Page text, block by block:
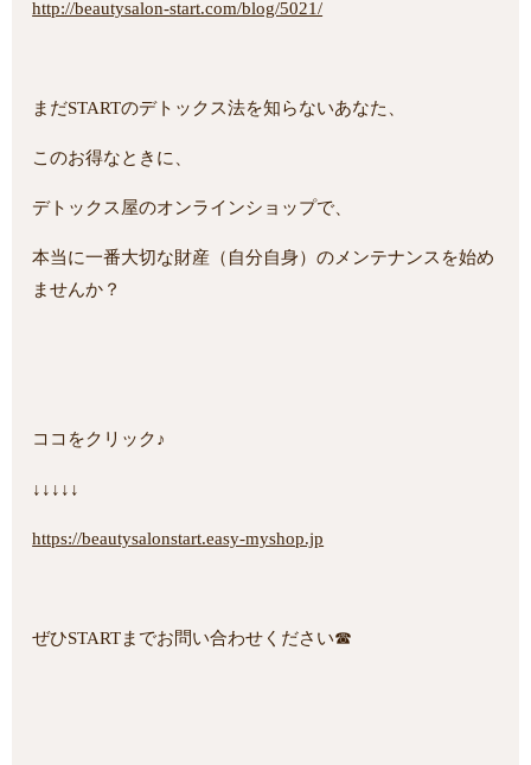
http://beautysalon-start.com/blog/5021/
まだSTARTのデトックス法を知らないあなた、
このお得なときに、
デトックス屋のオンラインショップで、
本当に一番大切な財産（自分自身）のメンテナンスを始め
ませんか？
ココをクリック♪
↓↓↓↓↓
https://beautysalonstart.easy-myshop.jp
ぜひSTARTまでお問い合わせください☎